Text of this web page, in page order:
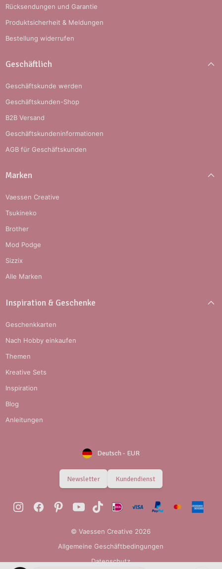
Rücksendungen und Garantie
Produktsicherheit & Meldungen
Bestellung widerrufen
Geschäftlich
Geschäftskunde werden
Geschäftskunden-Shop
B2B Versand
Geschäftskundeninformationen
AGB für Geschäftskunden
Marken
Vaessen Creative
Tsukineko
Brother
Mod Podge
Sizzix
Alle Marken
Inspiration & Geschenke
Geschenkkarten
Nach Hobby einkaufen
Themen
Kreative Sets
Inspiration
Blog
Anleitungen
Deutsch- EUR
Newsletter Kundendienst
© Vaessen Creative 2026
Allgemeine Geschäftbedingungen
Datenschutz